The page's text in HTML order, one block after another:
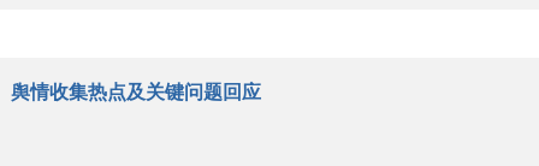
舆情收集热点及关键问题回应